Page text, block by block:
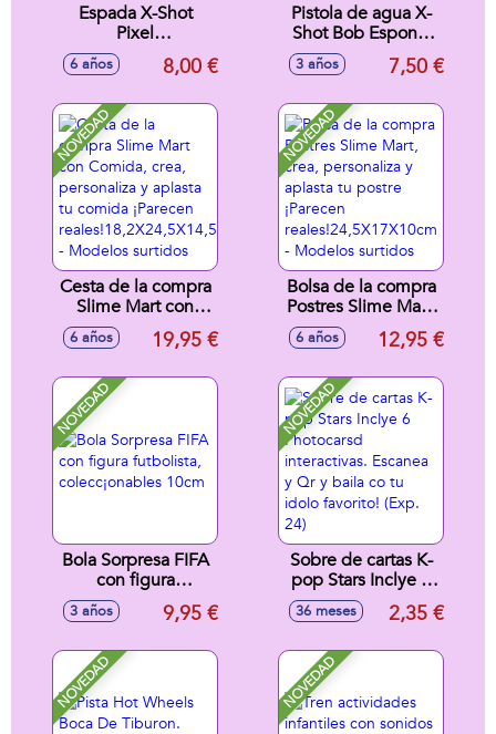
Espada X-Shot
Pixel
63,6X17,2X4,1cm
6 años 8,00 €
Pistola de agua X-
Shot Bob Esponja
10X14,8X4,5cm -
Modelos surtidos
3 años 7,50 €
NOVEDAD
Cesta de la compra
Slime Mart con
Comida, crea,
personaliza y
¡Parecen
reales!18,2X24,5X14,5cm
- Modelos surtidos
6 años 19,95 €
NOVEDAD
Bolsa de la compra
Postres Slime Mart,
crea, personaliza y
aplasta tu postre
reales!24,5X17X10cm
- Modelos surtidos
6 años 12,95 €
NOVEDAD
Bola Sorpresa FIFA
con figura
futbolista,
colecc¡onables
3 años 9,95 €
NOVEDAD
Sobre de cartas K-
pop Stars Inclye 6
Photocarsd
interactivas.
baila co tu idolo
favorito! (Exp. 24)
36 meses 2,35 €
NOVEDAD NOVEDAD